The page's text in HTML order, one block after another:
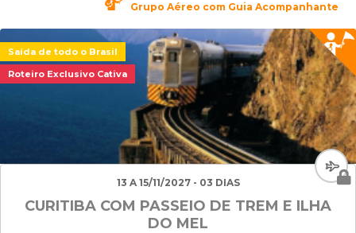
Grupo Aéreo com Guia Acompanhante
Saída de todo o Brasil
Roteiro Exclusivo Cativa
13 A 15/11/2027 - 03 DIAS
CURITIBA COM PASSEIO DE TREM E ILHA
DO MEL